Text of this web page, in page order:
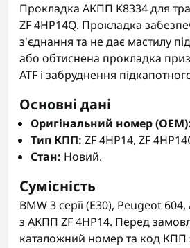
Прокладка АКПП K8334 для
ZF 4HP14Q. Прокладка
з'єднання та не дає мастилу
або обтиснена прокладка
ATF і забруднення
Основні дані
Оригінальний номер (OEM):
Тип КПП: ZF 4HP14, ZF
Стан: Новий.
Сумісність
BMW 3 серії (E30), Peugeot
з АКПП ZF 4HP14. Перед
каталожний номер та код КПП